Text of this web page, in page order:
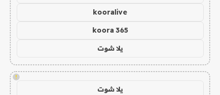
kooralive
koora 365
يلا شوت
!
يلا شوت